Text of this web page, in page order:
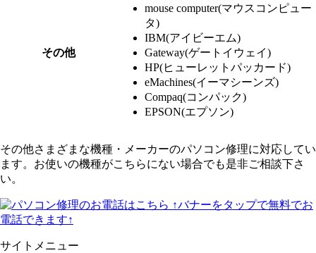
その他
mouse computer(マウスコンピュー
タ)
IBM(アイビーエム)
Gateway(ゲートイウェイ)
HP(ヒューレットパッカード)
eMachines(イーマシーンズ)
Compaq(コンパック)
EPSON(エプソン)
その他さまざまな機種・メーカーのパソコン修理に対応してい
ます。お使いの機種がこちらにない場合でも是非ご相談下さ
い。
↑バナーをタップで無料でお
電話できます↑
サイトメニュー